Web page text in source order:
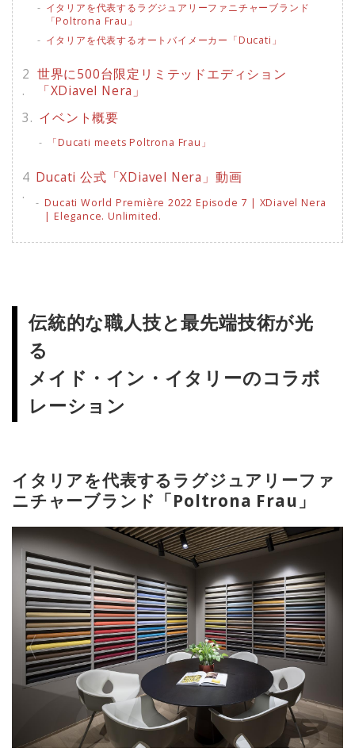
イタリアを代表するラグジュアリーファニチャーブランド
「Poltrona Frau」
イタリアを代表するオートバイメーカー「Ducati」
世界に500台限定リミテッドエディション
「XDiavel Nera」
イベント概要
「Ducati meets Poltrona Frau」
Ducati 公式「XDiavel Nera」動画
Ducati World Première 2022 Episode 7 | XDiavel Nera
| Elegance. Unlimited.
伝統的な職人技と最先端技術が光
る
メイド・イン・イタリーのコラボ
レーション
イタリアを代表するラグジュアリーファ
ニチャーブランド「Poltrona Frau」